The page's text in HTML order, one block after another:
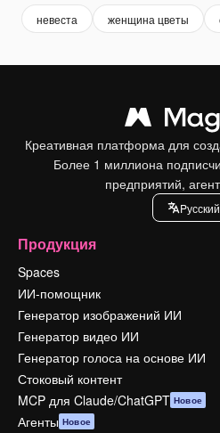
невеста женщина цветы
Креативная платформа для
Более 1 миллиона
предприятий,
Pусский
Продукция
Spaces
ИИ-помощник
Генератор изображений ИИ
Генератор видео ИИ
Генератор голоса на основе ИИ
Стоковый контент
MCP для Claude/ChatGPT Новое
Агенты Новое